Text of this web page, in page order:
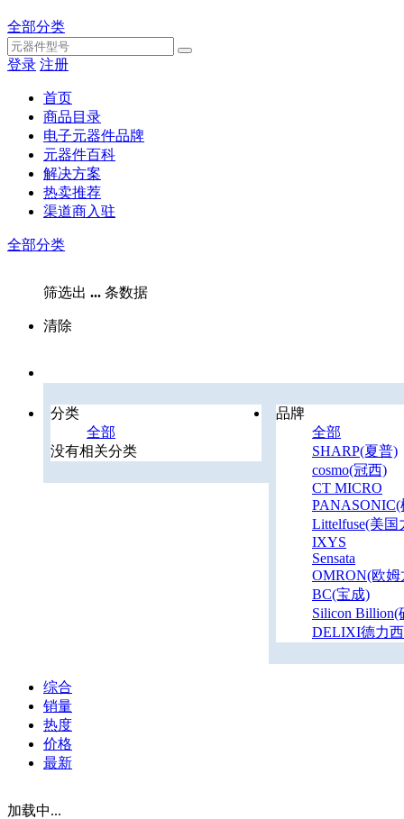
全部分类
登录 注册
首页
商品目录
电子元器件品牌
元器件百科
解决方案
热卖推荐
渠道商入驻
全部分类
筛选出 ... 条数据
清除
分类
全部
没有相关分类
品牌
全部
SHARP(夏普)
cosmo(冠西)
CT MICRO
PANASONIC(
Littelfuse(美国
IXYS
Sensata
OMRON(欧姆
BC(宝成)
Silicon Billion(
DELIXI德力西
综合
销量
热度
价格
最新
加载中...